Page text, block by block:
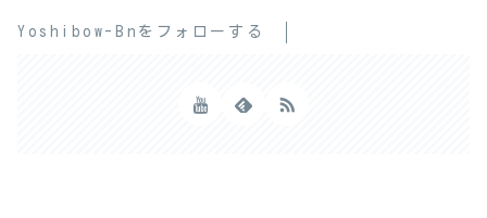
Yoshibow-Bnをフォローする